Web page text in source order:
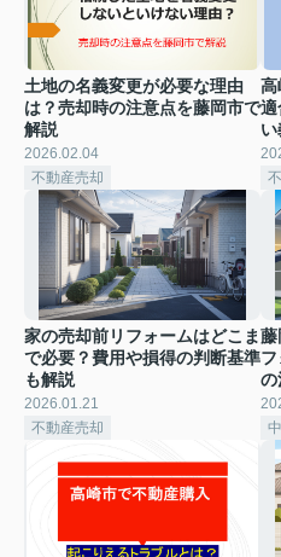
土地の名義変更が必要な理由
は？売却時の注意点を藤岡市で
解説
2026.02.04
不動産売却
高
適
家の売却前リフォームはどこま
で必要？費用や損得の判断基準
も解説
2026.01.21
不動産売却
藤
の